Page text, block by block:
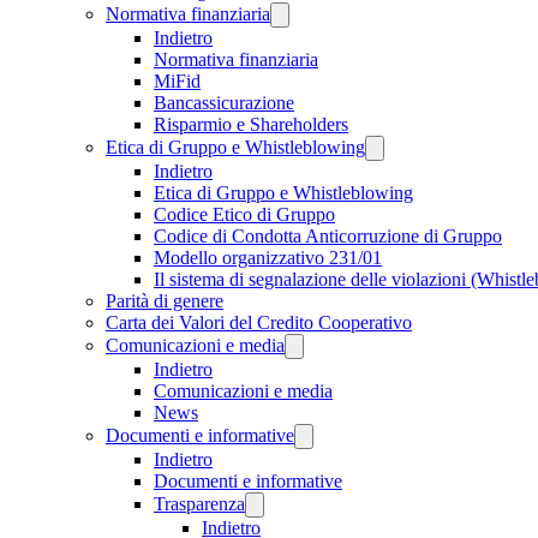
Normativa finanziaria
Indietro
Normativa finanziaria
MiFid
Bancassicurazione
Risparmio e Shareholders
Etica di Gruppo e Whistleblowing
Indietro
Etica di Gruppo e Whistleblowing
Codice Etico di Gruppo
Codice di Condotta Anticorruzione di Gruppo
Modello organizzativo 231/01
Il sistema di segnalazione delle violazioni
Parità di genere
Carta dei Valori del Credito Cooperativo
Comunicazioni e media
Indietro
Comunicazioni e media
News
Documenti e informative
Indietro
Documenti e informative
Trasparenza
Indietro